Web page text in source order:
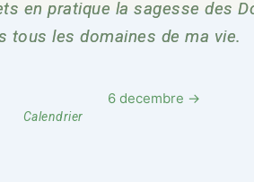
en pratique la sagesse des
tous les domaines de ma vie.
6 decembre →
Calendrier